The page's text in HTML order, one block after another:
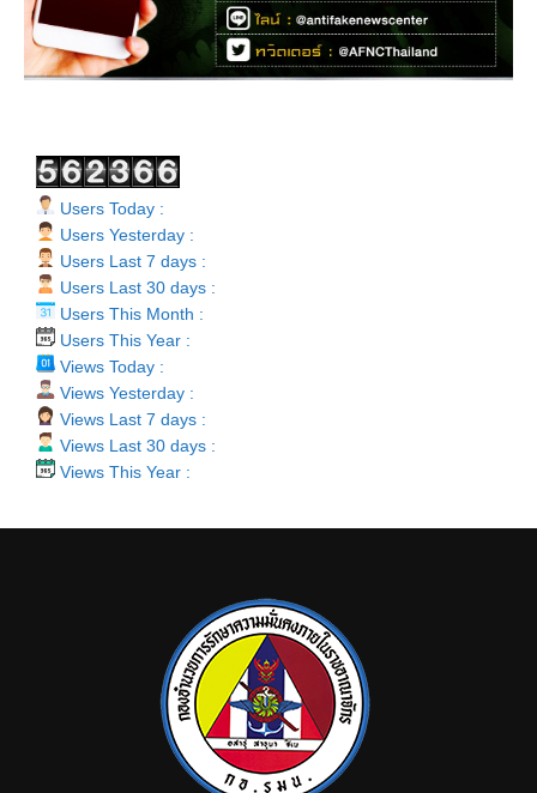
Users Today :
Users Yesterday :
Users Last 7 days :
Users Last 30 days :
Users This Month :
Users This Year :
Views Today :
Views Yesterday :
Views Last 7 days :
Views Last 30 days :
Views This Year :